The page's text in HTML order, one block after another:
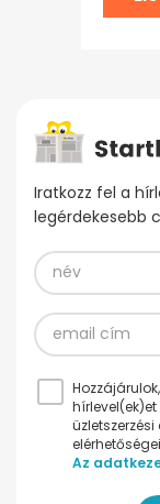
Iratkozz fel a
legérdekesebb
Az